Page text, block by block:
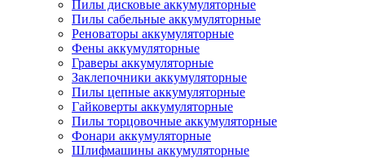
Пилы дисковые аккумуляторные
Пилы сабельные аккумуляторные
Реноваторы аккумуляторные
Фены аккумуляторные
Граверы аккумуляторные
Заклепочники аккумуляторные
Пилы цепные аккумуляторные
Гайковерты аккумуляторные
Пилы торцовочные аккумуляторные
Фонари аккумуляторные
Шлифмашины аккумуляторные